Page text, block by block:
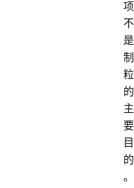
项
不
是
制
粒
的
主
要
目
的
。